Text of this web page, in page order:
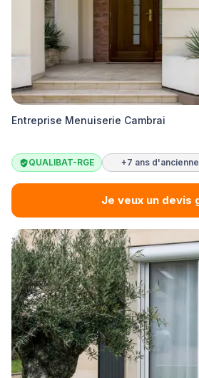
Entreprise Menuiserie Cambrai
QUALIBAT-RGE +7 ans
Je veux un devis